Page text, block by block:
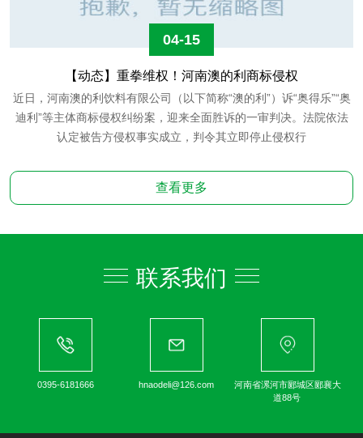
04-15
【动态】重拳维权！河南澳的利商标侵权
近日，河南澳的利饮料有限公司（以下简称“澳的利”）诉“奥得乐”“奥
迪利”等主体商标侵权纠纷案，迎来全面胜诉的一审判决。法院依法
认定被告方侵权事实成立，判令其立即停止侵权行
查看更多
联系我们
0395-6181666 hnaodeli@126.com
河南省漯河市郾城区郾襄大
道88号